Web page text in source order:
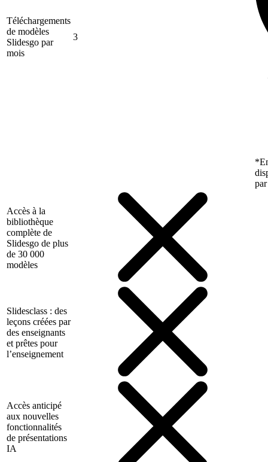
Téléchargements
de modèles
Slidesgo par
mois
3
Accès à la
bibliothèque
complète de
Slidesgo de plus
de 30 000
modèles
Slidesclass : des
leçons créées par
des enseignants
et prêtes pour
l’enseignement
Accès anticipé
aux nouvelles
fonctionnalités
de présentations
IA